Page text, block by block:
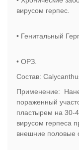
вирусом герпес.
• Генитальный
• ОРЗ.
Состав:
Применение:
пораженный
пластырем на 30-
вирусом герпеса
внешние половые